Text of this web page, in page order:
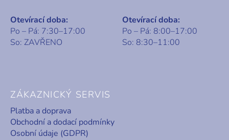
Otevírací doba:
Po – Pá: 7:30–17:00
So: ZAVŘENO
Otevírací doba:
Po – Pá: 8:00–17:00
So: 8:30–11:00
ZÁKAZNICKÝ SERVIS
Platba a doprava
Obchodní a dodací podmínky
Osobní údaje (GDPR)